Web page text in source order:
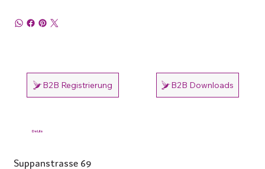
B2B Registrierung B2B Downloads
DeLila
Suppanstrasse 69